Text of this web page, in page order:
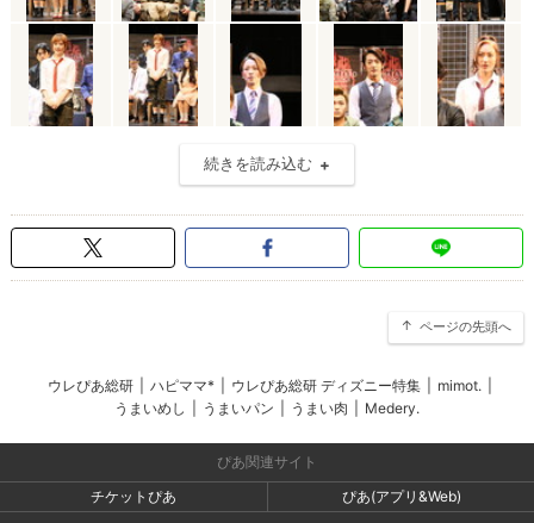
続きを読み込む
ページの先頭へ
ウレぴあ総研 ハピママ* ウレぴあ総研 ディズニー特集 mimot.
うまいめし
うまいパン うまい肉 Medery.
ぴあ関連サイト
チケットぴあ
ぴあ(アプリ&Web)